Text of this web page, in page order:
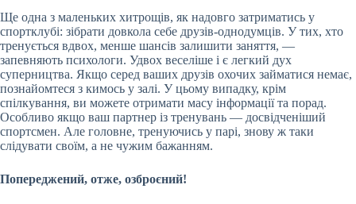
Ще одна з маленьких хитрощів, як надовго затриматись у
спортклубі: зібрати довкола себе друзів-однодумців. У тих, хто
тренується вдвох, менше шансів залишити заняття, —
запевняють психологи. Удвох веселіше і є легкий дух
суперництва. Якщо серед ваших друзів охочих займатися немає,
познайомтеся з кимось у залі. У цьому випадку, крім
спілкування, ви можете отримати масу інформації та порад.
Особливо якщо ваш партнер із тренувань — досвідченіший
спортсмен. Але головне, тренуючись у парі, знову ж таки
слідувати своїм, а не чужим бажанням.
Попереджений, отже, озброєний!